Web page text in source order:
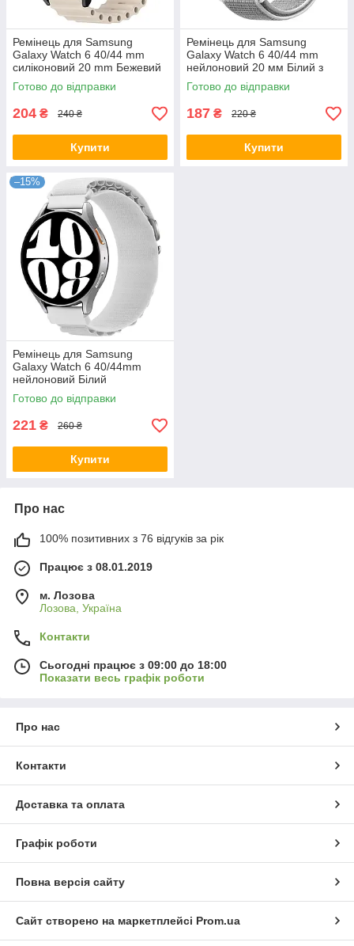
Ремінець для Samsung
Galaxy Watch 6 40/44 mm
силіконовий 20 mm Бежевий
Готово до відправки
204 ₴ 240 ₴
Купити
Ремінець для Samsung
Galaxy Watch 6 40/44 mm
нейлоновий 20 мм Білий з
сірим
Готово до відправки
187 ₴ 220 ₴
Купити
–15%
Ремінець для Samsung
Galaxy Watch 6 40/44mm
нейлоновий Білий
Готово до відправки
221 ₴ 260 ₴
Купити
Про нас
100% позитивних з 76 відгуків за рік
Працює з 08.01.2019
м. Лозова
Лозова, Україна
Контакти
Сьогодні працює з 09:00 до 18:00
Показати весь графік роботи
Про нас
Контакти
Доставка та оплата
Графік роботи
Повна версія сайту
Сайт створено на маркетплейсі Prom.ua